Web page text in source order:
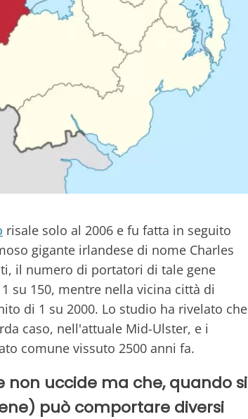
risale solo al 2006 e fu fatta in seguito
gigante irlandese di nome Charles
il numero di portatori di tale gene
su 150, mentre nella vicina città di
di 1 su 2000. Lo studio ha rivelato che
caso, nell'attuale Mid-Ulster, e i
comune vissuto 2500 anni fa.
non uccide ma che, quando si
può comportare diversi